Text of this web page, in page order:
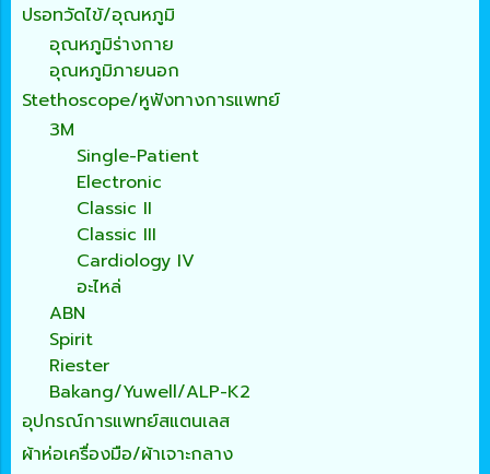
ปรอทวัดไข้/อุณหภูมิ
อุณหภูมิร่างกาย
อุณหภูมิภายนอก
Stethoscope/หูฟังทางการแพทย์
3M
Single-Patient
Electronic
Classic II
Classic III
Cardiology IV
อะไหล่
ABN
Spirit
Riester
Bakang/Yuwell/ALP-K2
อุปกรณ์การแพทย์สแตนเลส
ผ้าห่อเครื่องมือ/ผ้าเจาะกลาง